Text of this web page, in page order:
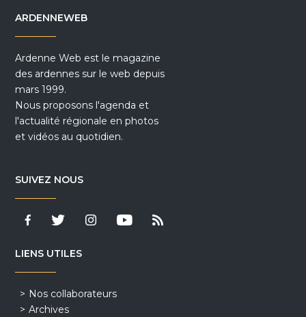
ARDENNEWEB
Ardenne Web est le magazine
des ardennes sur le web depuis
mars 1999.
Nous proposons l'agenda et
l'actualité régionale en photos
et vidéos au quotidien.
SUIVEZ NOUS
LIENS UTILES
Nos collaborateurs
Archives